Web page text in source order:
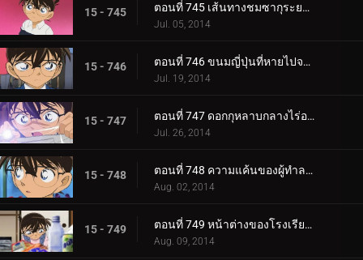
15 - 745 ตอนที่ 745 เส้นทางชมซากุระยามค่ำริมแม่น้ำสึมิดะ (ตอน 2)
Jul. 05, 2014
15 - 746 ตอนที่ 746 ขนมญี่ปุ่นที่หายไปจากร้านเก่าแก่
Jul. 19, 2014
15 - 747 ตอนที่ 747 ดอกกุหลาบกลางไร่องุ่น
Jul. 26, 2014
15 - 748 ตอนที่ 748 ความแค้นของผู้ทำลายแปลงดอกไม้
Aug. 02, 2014
15 - 749 ตอนที่ 749 หน้าต่างของโรงเรียนสตรี
Aug. 09, 2014